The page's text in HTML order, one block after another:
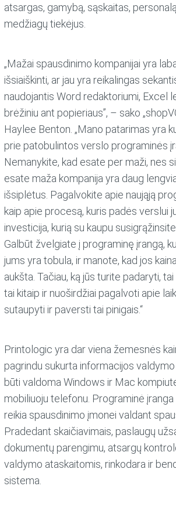
atsargas, gamybą, sąskaitas,
medžiagų tiekėjus.
„Mažai spausdinimo kompanijai yra
išsiaiškinti, ar jau yra reikalingas
naudojantis Word redaktoriumi, Excel
brėžiniu ant popieriaus”, – sako
Haylee Benton. „Mano patarimas yra
prie patobulintos verslo programinės
Nemanykite, kad esate per maži, nes
esate maža kompanija yra daug
išsiplėtus. Pagalvokite apie naująją
kaip apie procesą, kuris padės verslui
investicija, kurią su kaupu
Galbūt žvelgiate į programinę įrangą,
jums yra tobula, ir manote, kad jos
aukšta. Tačiau, ką jūs turite padaryti,
tai kitaip ir nuoširdžiai pagalvoti apie
sutaupyti ir paversti tai pinigais.“
Printologic yra dar viena žemesnės
pagrindu sukurta informacijos
būti valdoma Windows ir Mac
mobiliuoju telefonu. Programinė įranga
reikia spausdinimo įmonei valdant
Pradedant skaičiavimais, paslaugų
dokumentų parengimu, atsargų
valdymo ataskaitomis, rinkodara ir
sistema.